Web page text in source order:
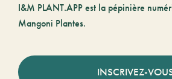
I&M PLANT.APP est la pépinière
Mangoni Plantes.
INSCRIVEZ-